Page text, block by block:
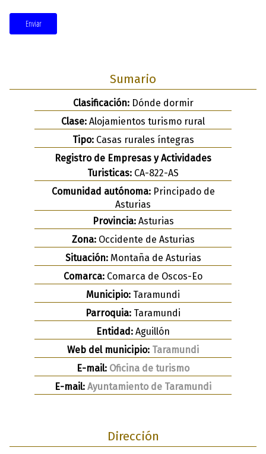
Enviar
Sumario
Clasificación:Dónde dormir
Clase: Alojamientos turismo rural
Tipo:Casas rurales íntegras
Registro de Empresas y Actividades
Turisticas: CA-822-AS
Comunidad autónoma:Principado de
Asturias
Provincia:Asturias
Zona:Occidente de Asturias
Situación:Montaña de Asturias
Comarca: Comarca de Oscos-Eo
Municipio: Taramundi
Parroquia: Taramundi
Entidad: Aguillón
Web del municipio: Taramundi
E-mail: Oficina de turismo
E-mail: Ayuntamiento de Taramundi
Dirección